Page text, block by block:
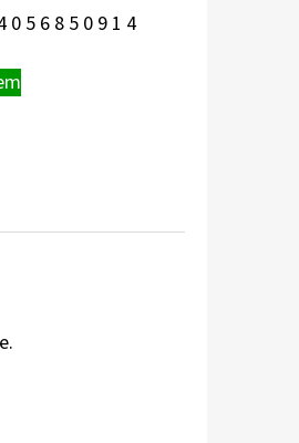
0 5 6 8 5 0 9 1 4